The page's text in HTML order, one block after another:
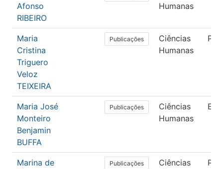
Afonso
RIBEIRO
Humanas
Maria
Cristina
Triguero
Veloz
TEIXEIRA
Publicações
Ciências
Humanas
Maria José
Monteiro
Benjamin
BUFFA
Publicações
Ciências
Humanas
Marina de
Publicações
Ciências